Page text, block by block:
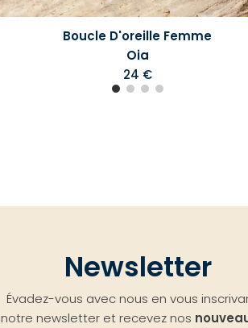
Boucle D'oreille Femme
Oia
24 €
Newsletter
Évadez-vous avec nous en vous
notre newsletter et recevez nos